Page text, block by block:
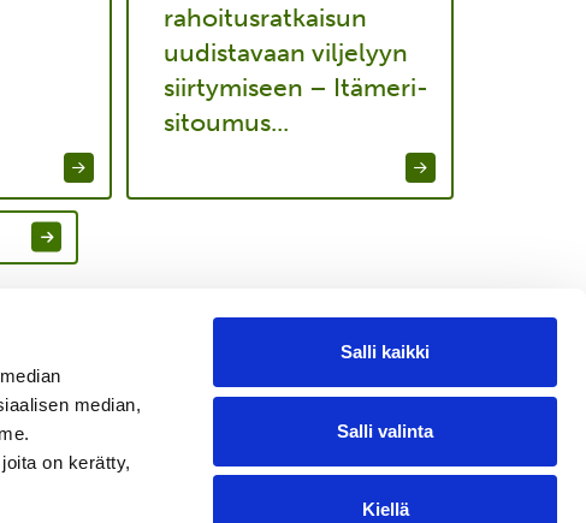
median,
on kerätty,
Salli kaikki
Salli valinta
Kiellä
rahoitusratkaisun
uudistavaan viljelyyn
siirtymiseen – Itämeri-
sitoumus...